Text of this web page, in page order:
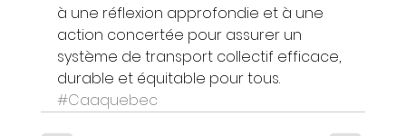
à une réflexion approfondie et à une
action concertée pour assurer un
système de transport collectif efficace,
durable et équitable pour tous.
#Caaquebec